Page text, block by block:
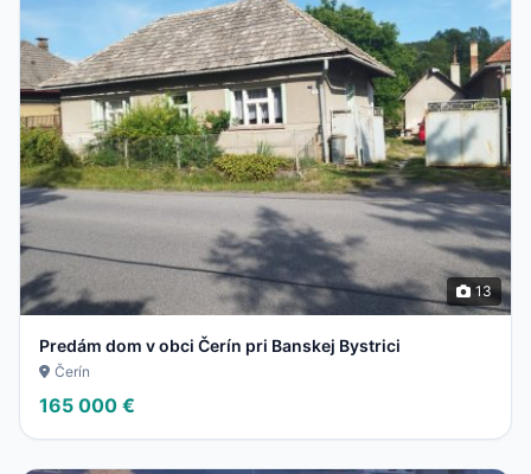
13
Predám dom v obci Čerín pri Banskej Bystrici
Čerín
165 000 €